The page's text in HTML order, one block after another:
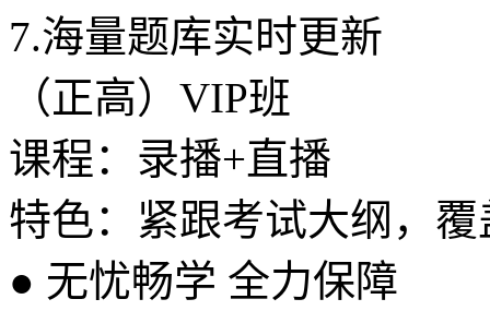
7.海量题库实时更新
（正高）VIP班
课程：录播+直播
特色：紧跟考试大纲，
● 无忧畅学 全力保障